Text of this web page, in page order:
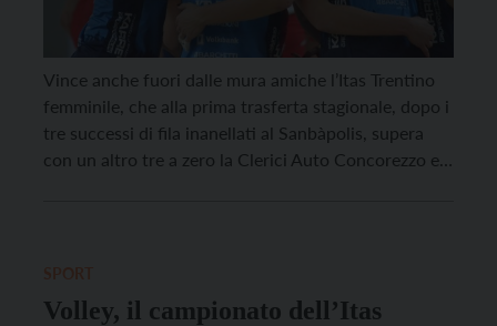
Vince anche fuori dalle mura amiche l’Itas Trentino
femminile, che alla prima trasferta stagionale, dopo i
tre successi di fila inanellati al Sanbàpolis, supera
con un altro tre a zero la Clerici Auto Concorezzo e
Volley, il campionato dell’Itas